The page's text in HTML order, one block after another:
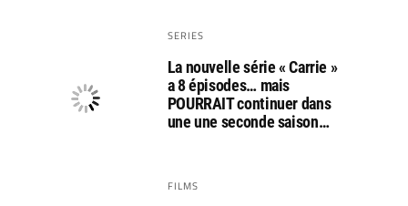
SERIES
La nouvelle série « Carrie »
a 8 épisodes… mais
POURRAIT continuer dans
une une seconde saison…
FILMS